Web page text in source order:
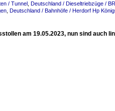
/ Tunnel Deutschland / Dieseltriebzüge /
Deutschland / Bahnhöfe / Herdorf Hp
am 19.05.2023, nun sind auch